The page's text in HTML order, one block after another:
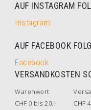
AUF INSTAGRAM
Instagram
AUF FACEBOOK
Facebook
VERSANDKOSTEN
Warenwert
CHF 0 bis 20.-
CHF